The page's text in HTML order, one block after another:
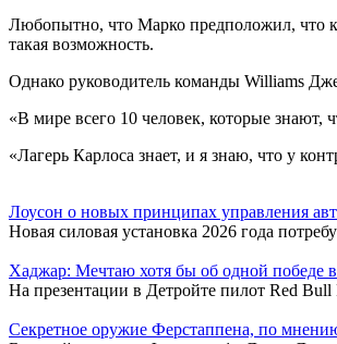
Любопытно, что Марко предположил, что
такая возможность.
Однако руководитель команды Williams
«В мире всего 10 человек, которые
«Лагерь Карлоса знает, и я знаю, что у
Лоусон о новых принципах управления
Новая силовая установка 2026 года
Хаджар: Мечтаю хотя бы об одной победе в
На презентации в Детройте пилот Red Bull
Секретное оружие Ферстаппена, по